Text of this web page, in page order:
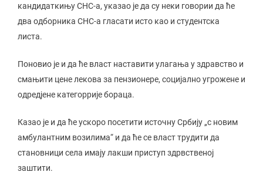
кандидаткињу СНС-а, указао је да су неки говории да ће
два одборника СНС-а гласати исто као и студентска
листа.
Поновио је и да ће власт наставити улагања у здравство и
смањити цене лекова за пензионере, социјално угрожене и
одредјене категоррије бораца.
Казао је и да ће ускоро посетити источну Србију „с новим
амбулантним возилима“ и да ће се власт трудити да
становници села имају лакши приступ здрвственој
заштити.